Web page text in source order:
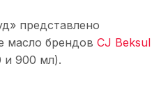
представлено
масло брендов CJ Beksul
и 900 мл).